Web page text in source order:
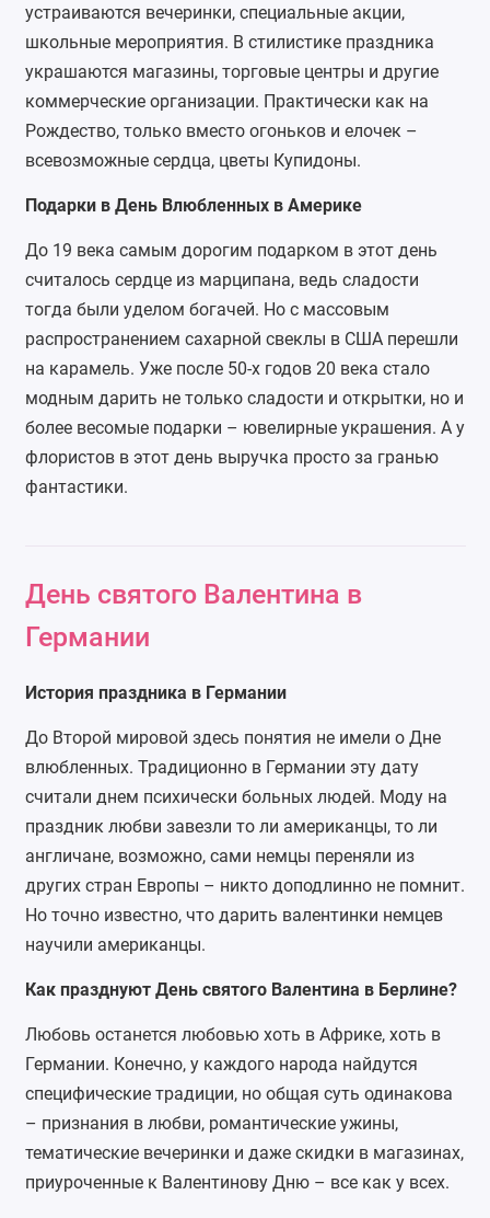
устраиваются вечеринки, специальные акции,
школьные мероприятия. В стилистике праздника
украшаются магазины, торговые центры и другие
коммерческие организации. Практически как на
Рождество, только вместо огоньков и елочек –
всевозможные сердца, цветы Купидоны.
Подарки в День Влюбленных в Америке
До 19 века самым дорогим подарком в этот день
считалось сердце из марципана, ведь сладости
тогда были уделом богачей. Но с массовым
распространением сахарной свеклы в США перешли
на карамель. Уже после 50-х годов 20 века стало
модным дарить не только сладости и открытки, но и
более весомые подарки – ювелирные украшения. А у
флористов в этот день выручка просто за гранью
фантастики.
День святого Валентина в
Германии
История праздника в Германии
До Второй мировой здесь понятия не имели о Дне
влюбленных. Традиционно в Германии эту дату
считали днем психически больных людей. Моду на
праздник любви завезли то ли американцы, то ли
англичане, возможно, сами немцы переняли из
других стран Европы – никто доподлинно не помнит.
Но точно известно, что дарить валентинки немцев
научили американцы.
Как празднуют День святого Валентина в Берлине?
Любовь останется любовью хоть в Африке, хоть в
Германии. Конечно, у каждого народа найдутся
специфические традиции, но общая суть одинакова
– признания в любви, романтические ужины,
тематические вечеринки и даже скидки в магазинах,
приуроченные к Валентинову Дню – все как у всех.